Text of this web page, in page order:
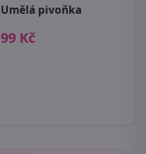
Umělá pivoňka
99 Kč